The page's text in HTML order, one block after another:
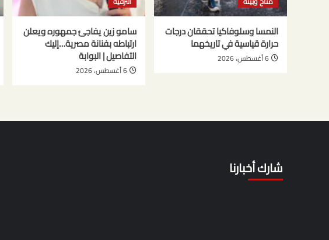
النمسا وسلوفاكيا تحققان درجات
حرارة قياسية في تاريخهما
6 أغسطس، 2026
سامو زين يفاجئ جمهوره ويعلن
ارتباطه بفنانة مصرية…إليك
التفاصيل | البوابة
6 أغسطس، 2026
شارك أخبارنا